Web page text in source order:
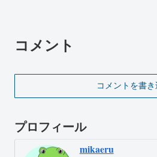
コメント
コメントを書き
プロフィール
mikaeru